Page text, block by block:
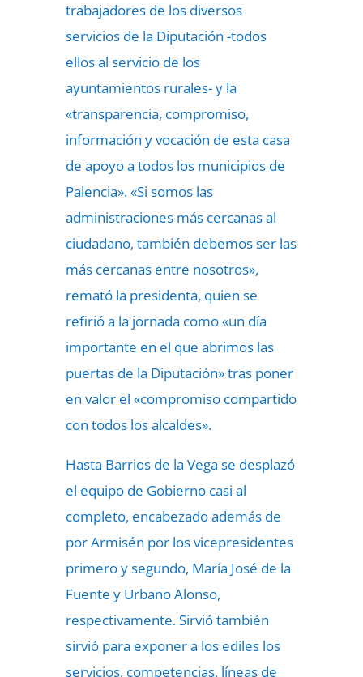
trabajadores de los diversos
servicios de la Diputación -todos
ellos al servicio de los
ayuntamientos rurales- y la
«transparencia, compromiso,
información y vocación de esta casa
de apoyo a todos los municipios de
Palencia». «Si somos las
administraciones más cercanas al
ciudadano, también debemos ser las
más cercanas entre nosotros»,
remató la presidenta, quien se
refirió a la jornada como «un día
importante en el que abrimos las
puertas de la Diputación» tras poner
en valor el «compromiso compartido
con todos los alcaldes».
Hasta Barrios de la Vega se desplazó
el equipo de Gobierno casi al
completo, encabezado además de
por Armisén por los vicepresidentes
primero y segundo, María José de la
Fuente y Urbano Alonso,
respectivamente. Sirvió también
sirvió para exponer a los ediles los
servicios, competencias, líneas de